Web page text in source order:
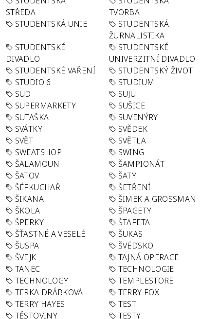
STŘEDA
TVORBA
STUDENTSKÁ UNIE
STUDENTSKÁ
ŽURNALISTIKA
STUDENTSKÉ
DIVADLO
STUDENTSKÉ
UNIVERZITNÍ DIVADLO
STUDENTSKÉ VAŘENÍ
STUDENTSKÝ ŽIVOT
STUDIO 6
STUDIUM
SUD
SUJU
SUPERMARKETY
SUŠICE
SUTAŠKA
SUVENÝRY
SVÁTKY
SVĚDEK
SVĚT
SVĚTLA
SWEATSHOP
SWING
ŠALAMOUN
ŠAMPIONÁT
ŠATOV
ŠATY
ŠÉFKUCHAŘ
ŠETŘENÍ
ŠIKANA
ŠIMEK A GROSSMAN
ŠKOLA
ŠPAGETY
ŠPERKY
ŠTAFETA
ŠŤASTNÉ A VESELÉ
ŠUKAS
ŠUSPA
ŠVÉDSKO
ŠVEJK
TAJNÁ OPERACE
TANEC
TECHNOLOGIE
TECHNOLOGY
TEMPLESTORE
TERKA DRÁBKOVÁ
TERRY FOX
TERRY HAYES
TEST
TĚSTOVINY
TESTY